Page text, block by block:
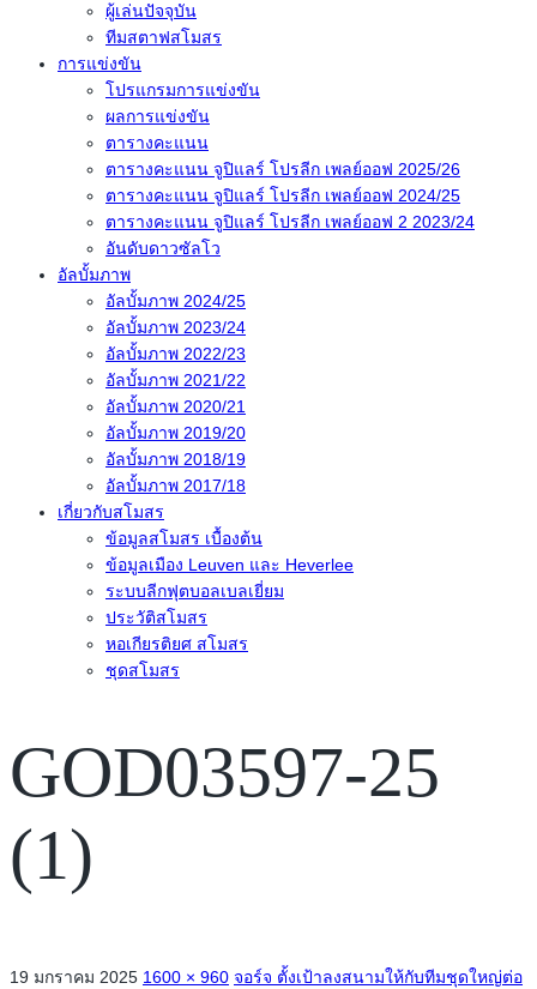
ผู้เล่นปัจจุบัน
ทีมสตาฟสโมสร
การแข่งขัน
โปรแกรมการแข่งขัน
ผลการแข่งขัน
ตารางคะแนน
ตารางคะแนน จูปิแลร์ โปรลีก เพลย์ออฟ 2025/26
ตารางคะแนน จูปิแลร์ โปรลีก เพลย์ออฟ 2024/25
ตารางคะแนน จูปิแลร์ โปรลีก เพลย์ออฟ 2 2023/24
อันดับดาวซัลโว
อัลบั้มภาพ
อัลบั้มภาพ 2024/25
อัลบั้มภาพ 2023/24
อัลบั้มภาพ 2022/23
อัลบั้มภาพ 2021/22
อัลบั้มภาพ 2020/21
อัลบั้มภาพ 2019/20
อัลบั้มภาพ 2018/19
อัลบั้มภาพ 2017/18
เกี่ยวกับสโมสร
ข้อมูลสโมสร เบื้องต้น
ข้อมูลเมือง Leuven และ Heverlee
ระบบลีกฟุตบอลเบลเยี่ยม
ประวัติสโมสร
หอเกียรติยศ สโมสร
ชุดสโมสร
GOD03597-25
(1)
19 มกราคม 2025 1600 × 960 จอร์จ ตั้งเป้าลงสนามให้กับทีมชุดใหญ่ต่อ